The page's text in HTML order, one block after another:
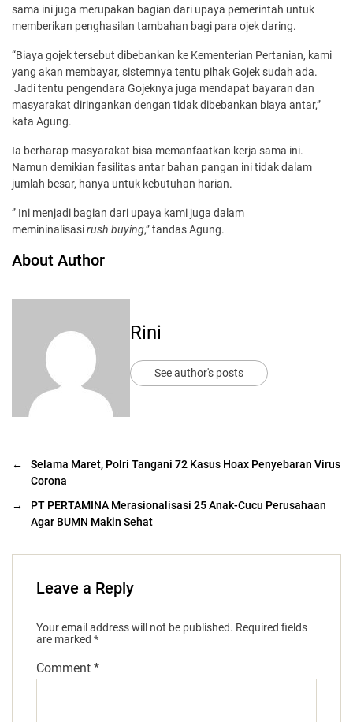
sama ini juga merupakan bagian dari upaya pemerintah untuk
memberikan penghasilan tambahan bagi para ojek daring.
“Biaya gojek tersebut dibebankan ke Kementerian Pertanian, kami
yang akan membayar, sistemnya tentu pihak Gojek sudah ada.
Jadi tentu pengendara Gojeknya juga mendapat bayaran dan
masyarakat diringankan dengan tidak dibebankan biaya antar,”
kata Agung.
Ia berharap masyarakat bisa memanfaatkan kerja sama ini.
Namun demikian fasilitas antar bahan pangan ini tidak dalam
jumlah besar, hanya untuk kebutuhan harian.
” Ini menjadi bagian dari upaya kami juga dalam
memininalisasirush buying,” tandas Agung.
About Author
Rini
See author's posts
←
Selama Maret, Polri Tangani 72 Kasus Hoax Penyebaran Virus
Corona
→
PT PERTAMINA Merasionalisasi 25 Anak-Cucu Perusahaan
Agar BUMN Makin Sehat
Leave a Reply
Your email address will not be published. Required fields
are marked *
Comment *